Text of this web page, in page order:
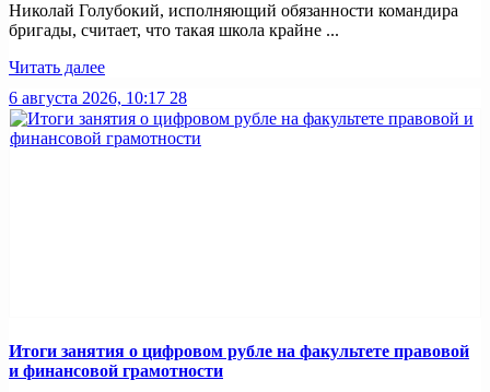
Николай Голубокий, исполняющий обязанности командира
бригады, считает, что такая школа крайне ...
Читать далее
6 августа 2026, 10:17 28
Итоги занятия о цифровом рубле на факультете правовой
и финансовой грамотности